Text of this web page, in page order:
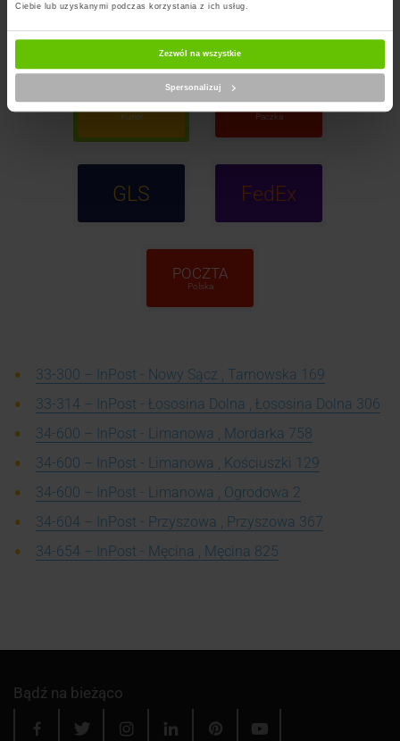
Ciebie lub uzyskanymi podczas korzystania z ich usług.
Zezwól na wszystkie
Spersonalizuj
DPD Paczkomaty
InPost
Kurier
ORLEN
Paczka
GLS FedEx
POCZTA
Polska
33-300 – InPost - Nowy Sącz , Tarnowska 169
33-314 – InPost - Łososina Dolna , Łososina Dolna 306
34-600 – InPost - Limanowa , Mordarka 758
34-600 – InPost - Limanowa , Kościuszki 129
34-600 – InPost - Limanowa , Ogrodowa 2
34-604 – InPost - Przyszowa , Przyszowa 367
34-654 – InPost - Męcina , Męcina 825
Bądź na bieżąco